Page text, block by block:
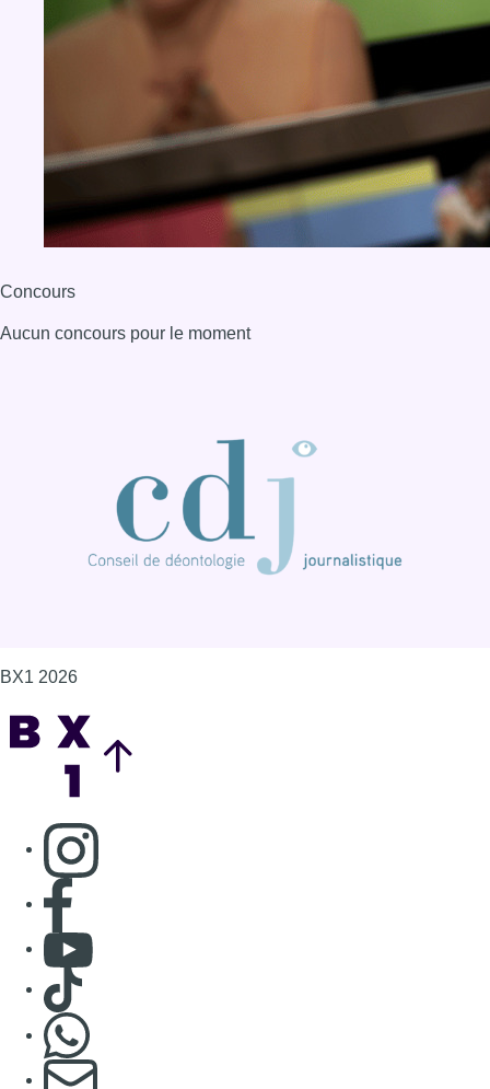
Concours
Aucun concours pour le moment
BX1 2026
Consulter page Instagram
Consulter page Facebook
Consulter Youtube
Consulter TikTok
S'abonner à notre newsletter